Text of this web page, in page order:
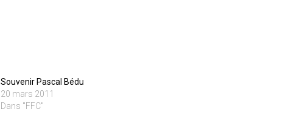
Souvenir Pascal Bédu
20 mars 2011
Dans "FFC"